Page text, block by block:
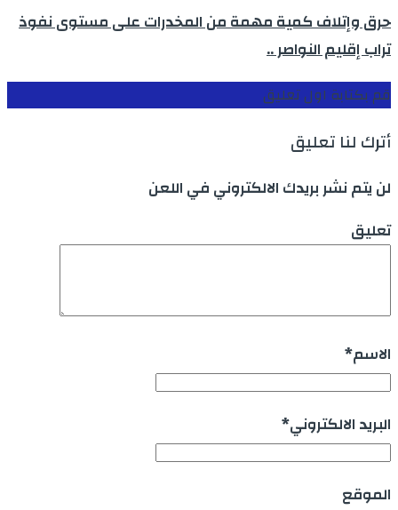
حرق وإتلاف كمية مهمة من المخدرات على مستوى نفوذ
تراب إقليم النواصر ..
قم بكتابة اول تعليق
أترك لنا تعليق
لن يتم نشر بريدك الالكتروني في اللعن
تعليق
الاسم*
البريد الالكتروني*
الموقع